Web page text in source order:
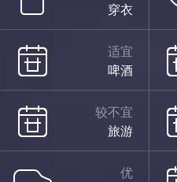
穿衣
适宜
啤酒
较不宜
旅游
优